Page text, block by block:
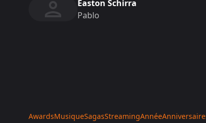
Easton Schirra
Pablo
AwardsMusiqueSagasStreamingAnnée